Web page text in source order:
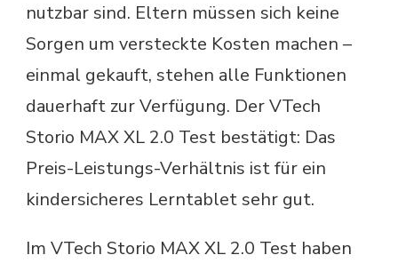
nutzbar sind. Eltern müssen sich keine
Sorgen um versteckte Kosten machen –
einmal gekauft, stehen alle Funktionen
dauerhaft zur Verfügung. Der VTech
Storio MAX XL 2.0 Test bestätigt: Das
Preis-Leistungs-Verhältnis ist für ein
kindersicheres Lerntablet sehr gut.
Im VTech Storio MAX XL 2.0 Test haben